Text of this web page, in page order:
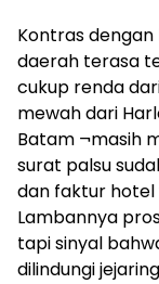
Kontras
daerah terasa
cukup renda
mewah dari
Batam ¬masih
surat palsu
dan faktur hotel
Lambannya
tapi sinyal
dilindungi